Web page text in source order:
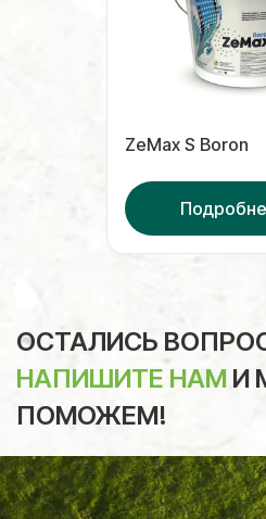
ZeMax S Boron
ОСТАЛИСЬ
НАПИШИТЕ НАМ И
ПОМОЖЕМ!